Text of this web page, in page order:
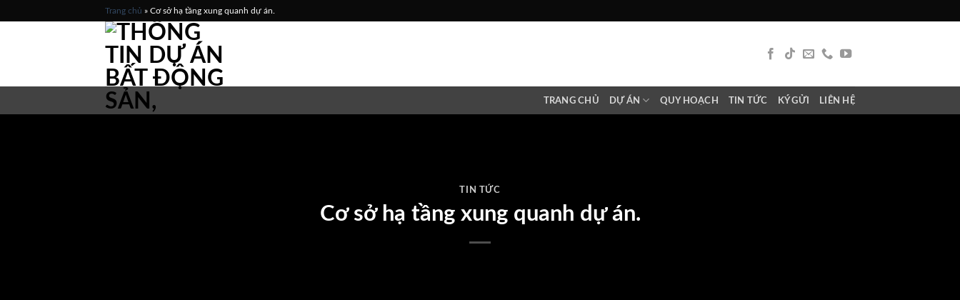
Trang chủ » Cơ sở hạ tầng xung quanh dự án.
TRANG CHỦ DỰ ÁN QUY HOẠCH TIN TỨC KÝ GỬI LIÊN HỆ
TIN TỨC
Cơ sở hạ tầng xung quanh dự án.